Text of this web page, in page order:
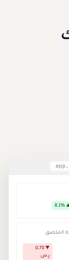
8.1%
الملصق
▼
0.70
ر.س